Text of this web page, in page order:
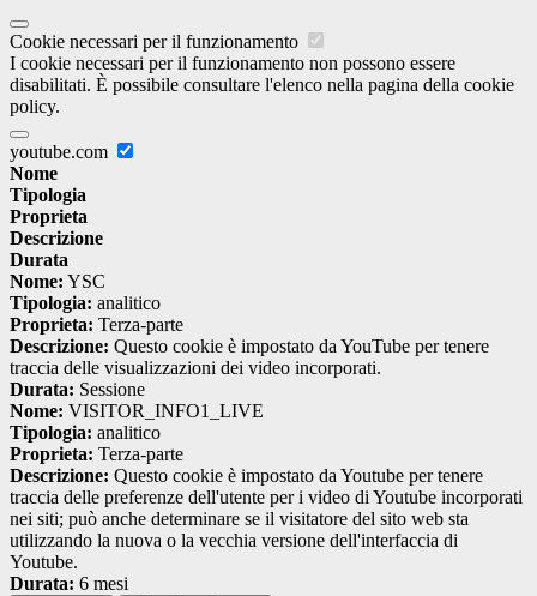
Cookie necessari per il funzionamento
I cookie necessari per il funzionamento non possono essere
disabilitati. È possibile consultare l'elenco nella pagina della cookie
policy.
youtube.com
Nome
Tipologia
Proprieta
Descrizione
Durata
Nome: YSC
Tipologia: analitico
Proprieta: Terza-parte
Descrizione: Questo cookie è impostato da YouTube per tenere
traccia delle visualizzazioni dei video incorporati.
Durata: Sessione
Nome: VISITOR_INFO1_LIVE
Tipologia: analitico
Proprieta: Terza-parte
Descrizione: Questo cookie è impostato da Youtube per tenere
traccia delle preferenze dell'utente per i video di Youtube incorporati
nei siti; può anche determinare se il visitatore del sito web sta
utilizzando la nuova o la vecchia versione dell'interfaccia di
Youtube.
Durata: 6 mesi